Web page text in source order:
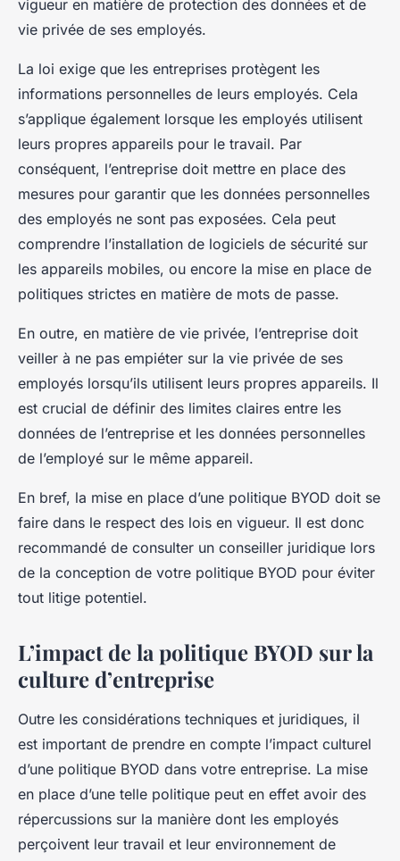
vigueur en matière de protection des données et de
vie privée de ses employés.
La loi exige que les entreprises protègent les
informations personnelles de leurs employés. Cela
s’applique également lorsque les employés utilisent
leurs propres appareils pour le travail. Par
conséquent, l’entreprise doit mettre en place des
mesures pour garantir que les données personnelles
des employés ne sont pas exposées. Cela peut
comprendre l’installation de logiciels de sécurité sur
les appareils mobiles, ou encore la mise en place de
politiques strictes en matière de mots de passe.
En outre, en matière de vie privée, l’entreprise doit
veiller à ne pas empiéter sur la vie privée de ses
employés lorsqu’ils utilisent leurs propres appareils. Il
est crucial de définir des limites claires entre les
données de l’entreprise et les données personnelles
de l’employé sur le même appareil.
En bref, la mise en place d’une politique BYOD doit se
faire dans le respect des lois en vigueur. Il est donc
recommandé de consulter un conseiller juridique lors
de la conception de votre politique BYOD pour éviter
tout litige potentiel.
L’impact de la politique BYOD sur la
culture d’entreprise
Outre les considérations techniques et juridiques, il
est important de prendre en compte l’impact culturel
d’une politique BYOD dans votre entreprise. La mise
en place d’une telle politique peut en effet avoir des
répercussions sur la manière dont les employés
perçoivent leur travail et leur environnement de